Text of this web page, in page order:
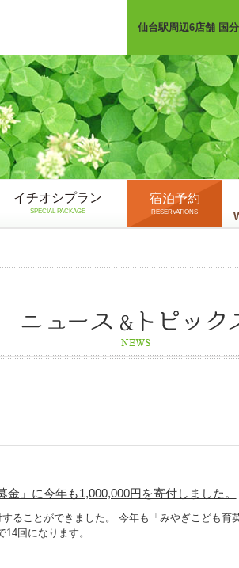
仙台駅周辺6店舗 国
イチオシプラン
SPECIAL PACKAGE
宿泊予約
RESERVATIONS
」に今年も1,000,000円を寄付しました。
ることができました。 今年も「みやぎこども育
14回になります。